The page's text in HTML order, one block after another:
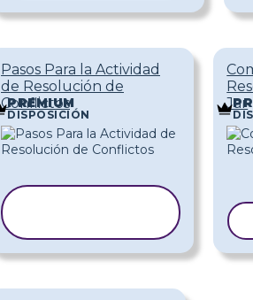
Pasos Para la Actividad
de Resolución de
Conflictos
PREMIUM
DISPOSICIÓN
Jar